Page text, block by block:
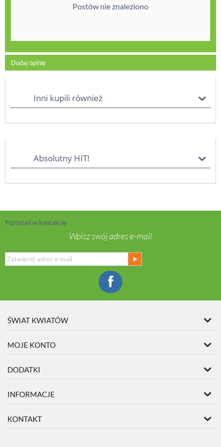
Postów nie znaleziono
Dodaj opinię
Inni kupili również
Absolutny HIT!
Pozostań w kontakcie
Wpisz swój adres e-mail
ŚWIAT KWIATÓW
MOJE KONTO
DODATKI
INFORMACJE
KONTAKT